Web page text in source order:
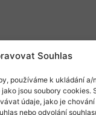
Souhlas
používáme k ukládání a/
jsou soubory cookies.
údaje, jako je
nebo odvolání